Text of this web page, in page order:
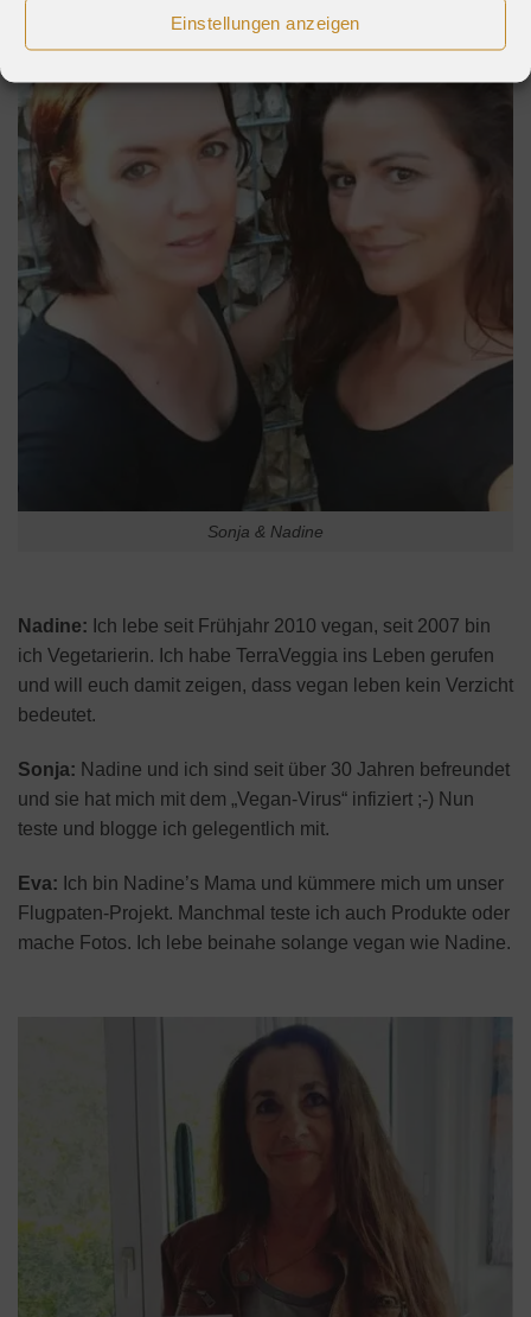
Einstellungen anzeigen
Sonja & Nadine
Nadine: Ich lebe seit Frühjahr 2010 vegan, seit 2007 bin
ich Vegetarierin. Ich habe TerraVeggia ins Leben gerufen
und will euch damit zeigen, dass vegan leben kein Verzicht
bedeutet.
Sonja: Nadine und ich sind seit über 30 Jahren befreundet
und sie hat mich mit dem „Vegan-Virus“ infiziert ;-) Nun
teste und blogge ich gelegentlich mit.
Eva: Ich bin Nadine’s Mama und kümmere mich um unser
Flugpaten-Projekt. Manchmal teste ich auch Produkte oder
mache Fotos. Ich lebe beinahe solange vegan wie Nadine.